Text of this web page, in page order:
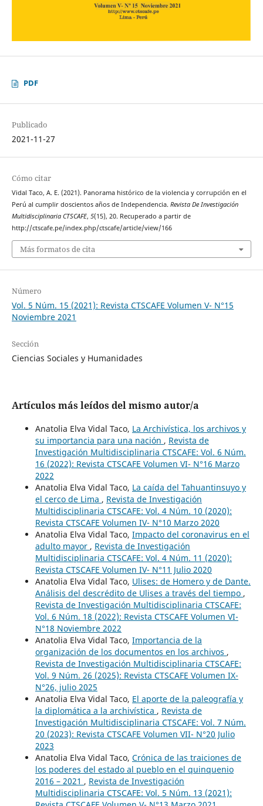
PDF
Publicado
2021-11-27
Cómo citar
Vidal Taco, A. E. (2021). Panorama histórico de la violencia y corrupción en el
Perú al cumplir doscientos años de Independencia. Revista De Investigación
Multidisciplinaria CTSCAFE, 5(15), 20. Recuperado a partir de
http://ctscafe.pe/index.php/ctscafe/article/view/166
Más formatos de cita
Número
Vol. 5 Núm. 15 (2021): Revista CTSCAFE Volumen V- N°15
Noviembre 2021
Sección
Ciencias Sociales y Humanidades
Artículos más leídos del mismo autor/a
Anatolia Elva Vidal Taco, La Archivística, los archivos y
su importancia para una nación , Revista de
Investigación Multidisciplinaria CTSCAFE: Vol. 6 Núm.
16 (2022): Revista CTSCAFE Volumen VI- N°16 Marzo
2022
Anatolia Elva Vidal Taco, La caída del Tahuantinsuyo y
el cerco de Lima , Revista de Investigación
Multidisciplinaria CTSCAFE: Vol. 4 Núm. 10 (2020):
Revista CTSCAFE Volumen IV- N°10 Marzo 2020
Anatolia Elva Vidal Taco, Impacto del coronavirus en el
adulto mayor , Revista de Investigación
Multidisciplinaria CTSCAFE: Vol. 4 Núm. 11 (2020):
Revista CTSCAFE Volumen IV- N°11 Julio 2020
Anatolia Elva Vidal Taco, Ulises: de Homero y de Dante.
Análisis del descrédito de Ulises a través del tiempo ,
Revista de Investigación Multidisciplinaria CTSCAFE:
Vol. 6 Núm. 18 (2022): Revista CTSCAFE Volumen VI-
N°18 Noviembre 2022
Anatolia Elva Vidal Taco, Importancia de la
organización de los documentos en los archivos ,
Revista de Investigación Multidisciplinaria CTSCAFE:
Vol. 9 Núm. 26 (2025): Revista CTSCAFE Volumen IX-
N°26, julio 2025
Anatolia Elva Vidal Taco, El aporte de la paleografía y
la diplomática a la archivística , Revista de
Investigación Multidisciplinaria CTSCAFE: Vol. 7 Núm.
20 (2023): Revista CTSCAFE Volumen VII- N°20 Julio
2023
Anatolia Elva Vidal Taco, Crónica de las traiciones de
los poderes del estado al pueblo en el quinquenio
2016 – 2021 , Revista de Investigación
Multidisciplinaria CTSCAFE: Vol. 5 Núm. 13 (2021):